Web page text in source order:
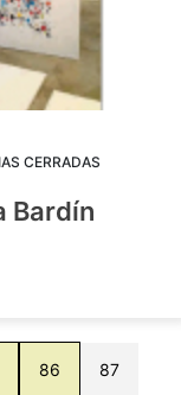
CERRADAS
Bardín
86 87